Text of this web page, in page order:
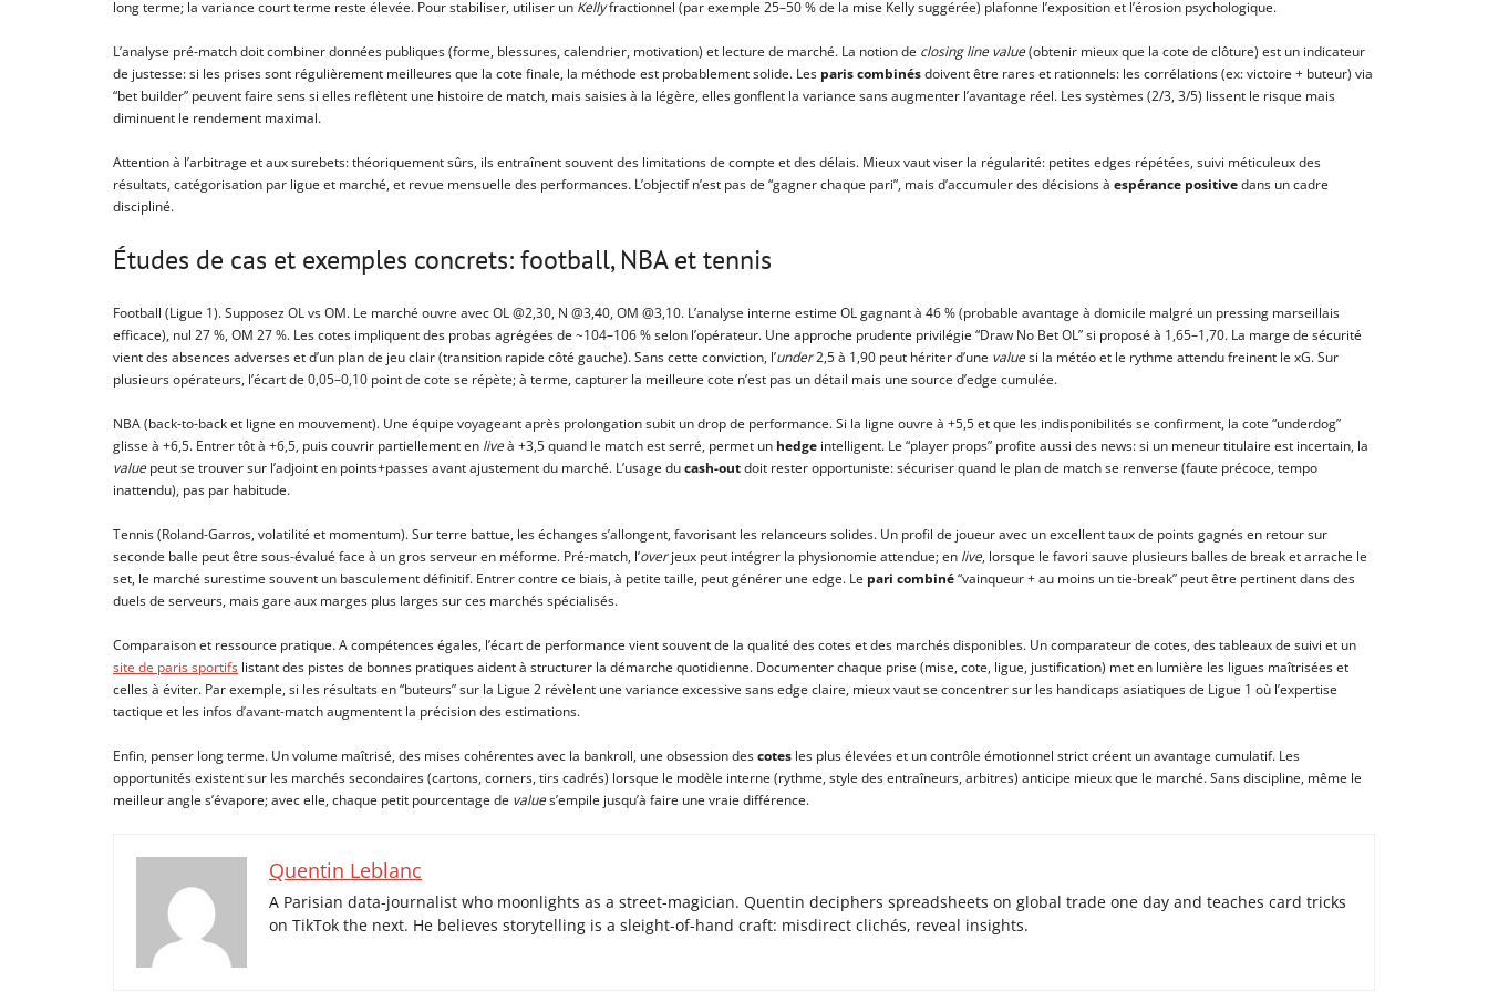
long terme; la variance court terme reste élevée. Pour stabiliser, utiliser un Kellyfractionnel (par exemple 25–50 % de la mise Kelly suggérée) plafonne l’exposition et l’érosion psychologique.
L’analyse pré-match doit combiner données publiques (forme, blessures, calendrier, motivation) et lecture de marché. La notion de closing line value(obtenir mieux que la cote de clôture) est un indicateur
de justesse: si les prises sont régulièrement meilleures que la cote finale, la méthode est probablement solide. Les paris combinésdoivent être rares et rationnels: les corrélations (ex: victoire + buteur) via
“bet builder” peuvent faire sens si elles reflètent une histoire de match, mais saisies à la légère, elles gonflent la variance sans augmenter l’avantage réel. Les systèmes (2/3, 3/5) lissent le risque mais
diminuent le rendement maximal.
Attention à l’arbitrage et aux surebets: théoriquement sûrs, ils entraînent souvent des limitations de compte et des délais. Mieux vaut viser la régularité: petites edges répétées, suivi méticuleux des
résultats, catégorisation par ligue et marché, et revue mensuelle des performances. L’objectif n’est pas de “gagner chaque pari”, mais d’accumuler des décisions à espérance positivedans un cadre
discipliné.
Études de cas et exemples concrets: football, NBA et tennis
Football (Ligue 1). Supposez OL vs OM. Le marché ouvre avec OL @2,30, N @3,40, OM @3,10. L’analyse interne estime OL gagnant à 46 % (probable avantage à domicile malgré un pressing marseillais
efficace), nul 27 %, OM 27 %. Les cotes impliquent des probas agrégées de ~104–106 % selon l’opérateur. Une approche prudente privilégie “Draw No Bet OL” si proposé à 1,65–1,70. La marge de sécurité
vient des absences adverses et d’un plan de jeu clair (transition rapide côté gauche). Sans cette conviction, l’under2,5 à 1,90 peut hériter d’une valuesi la météo et le rythme attendu freinent le xG. Sur
plusieurs opérateurs, l’écart de 0,05–0,10 point de cote se répète; à terme, capturer la meilleure cote n’est pas un détail mais une source d’edge cumulée.
NBA (back-to-back et ligne en mouvement). Une équipe voyageant après prolongation subit un drop de performance. Si la ligne ouvre à +5,5 et que les indisponibilités se confirment, la cote “underdog”
glisse à +6,5. Entrer tôt à +6,5, puis couvrir partiellement en liveà +3,5 quand le match est serré, permet un hedge intelligent. Le “player props” profite aussi des news: si un meneur titulaire est incertain, la
valuepeut se trouver sur l’adjoint en points+passes avant ajustement du marché. L’usage ducash-outdoit rester opportuniste: sécuriser quand le plan de match se renverse (faute précoce, tempo
inattendu), pas par habitude.
Tennis (Roland-Garros, volatilité et momentum). Sur terre battue, les échanges s’allongent, favorisant les relanceurs solides. Un profil de joueur avec un excellent taux de points gagnés en retour sur
seconde balle peut être sous-évalué face à un gros serveur en méforme. Pré-match, l’overjeux peut intégrer la physionomie attendue; en live, lorsque le favori sauve plusieurs balles de break et arrache le
set, le marché surestime souvent un basculement définitif. Entrer contre ce biais, à petite taille, peut générer une edge. Le pari combiné“vainqueur + au moins un tie-break” peut être pertinent dans des
duels de serveurs, mais gare aux marges plus larges sur ces marchés spécialisés.
Comparaison et ressource pratique. A compétences égales, l’écart de performance vient souvent de la qualité des cotes et des marchés disponibles. Un comparateur de cotes, des tableaux de suivi et un
site de paris sportifs listant des pistes de bonnes pratiques aident à structurer la démarche quotidienne. Documenter chaque prise (mise, cote, ligue, justification) met en lumière les ligues maîtrisées et
celles à éviter. Par exemple, si les résultats en “buteurs” sur la Ligue 2 révèlent une variance excessive sans edge claire, mieux vaut se concentrer sur les handicaps asiatiques de Ligue 1 où l’expertise
tactique et les infos d’avant-match augmentent la précision des estimations.
Enfin, penser long terme. Un volume maîtrisé, des mises cohérentes avec la bankroll, une obsession descotes les plus élevées et un contrôle émotionnel strict créent un avantage cumulatif. Les
opportunités existent sur les marchés secondaires (cartons, corners, tirs cadrés) lorsque le modèle interne (rythme, style des entraîneurs, arbitres) anticipe mieux que le marché. Sans discipline, même le
meilleur angle s’évapore; avec elle, chaque petit pourcentage de values’empile jusqu’à faire une vraie différence.
Quentin Leblanc
A Parisian data-journalist who moonlights as a street-magician. Quentin deciphers spreadsheets on global trade one day and teaches card tricks
on TikTok the next. He believes storytelling is a sleight-of-hand craft: misdirect clichés, reveal insights.